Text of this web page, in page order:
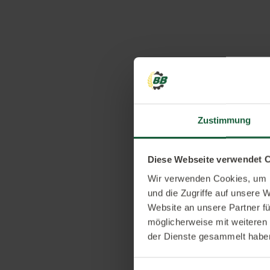
Zustimmung
Diese Webseite verwendet
Wir verwenden Cookies,
und die Zugriffe auf unsere
Website an unsere Partner
möglicherweise mit
der Dienste gesammelt